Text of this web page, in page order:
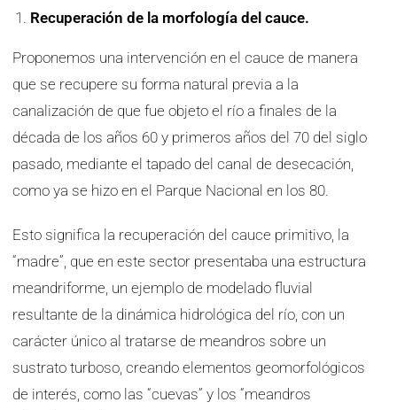
Recuperación de la morfología del cauce.
Proponemos una intervención en el cauce de manera
que se recupere su forma natural previa a la
canalización de que fue objeto el río a finales de la
década de los años 60 y primeros años del 70 del siglo
pasado, mediante el tapado del canal de desecación,
como ya se hizo en el Parque Nacional en los 80.
Esto significa la recuperación del cauce primitivo, la
“madre”, que en este sector presentaba una estructura
meandriforme, un ejemplo de modelado fluvial
resultante de la dinámica hidrológica del río, con un
carácter único al tratarse de meandros sobre un
sustrato turboso, creando elementos geomorfológicos
de interés, como las “cuevas” y los “meandros